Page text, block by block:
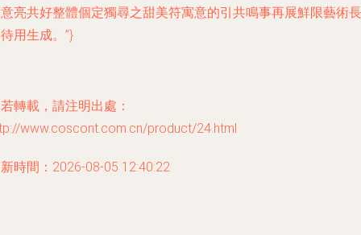
亮共好整體個定獨尋之甜美符寓意的引共鳴事再展鮮限藝術長
用生成。”}
轉載，請注明出處：
www.coscont.com.cn/product/24.html
時間：2026-08-05 12:40:22